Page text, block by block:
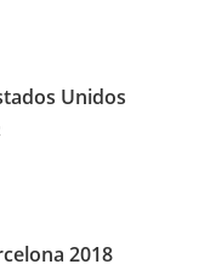
Unidos
2018